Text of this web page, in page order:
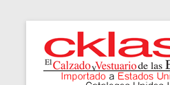
content
Cklass
El